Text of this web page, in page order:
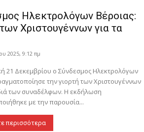
Ηλεκτρολόγων Βέροιας:
των Χριστουγέννων για τα
2025, 9:12 πμ
21 Δεκεμβρίου ο Σύνδεσμος Ηλεκτρολόγων
την γιορτή των Χριστουγέννων
των συναδέλφων. Η εκδήλωση
με την παρουσία...
περισσότερα